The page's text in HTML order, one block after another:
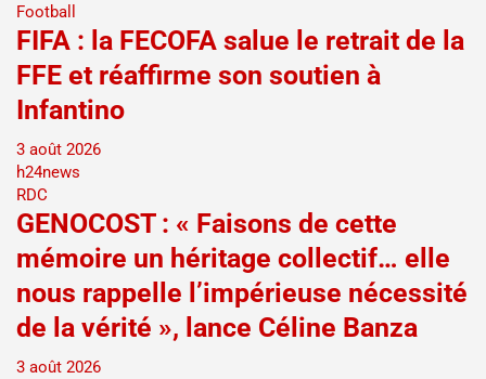
Football
FIFA : la FECOFA salue le retrait de la
FFE et réaffirme son soutien à
Infantino
3 août 2026
h24news
RDC
GENOCOST : « Faisons de cette
mémoire un héritage collectif… elle
nous rappelle l’impérieuse nécessité
de la vérité », lance Céline Banza
3 août 2026